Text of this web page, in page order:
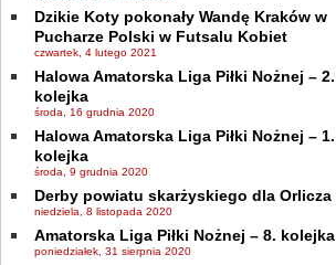
Dzikie Koty pokonały Wandę Kraków w
Pucharze Polski w Futsalu Kobiet
czwartek, 4 lutego 2021
Halowa Amatorska Liga Piłki Nożnej – 2.
kolejka
środa, 16 grudnia 2020
Halowa Amatorska Liga Piłki Nożnej – 1.
kolejka
środa, 9 grudnia 2020
Derby powiatu skarżyskiego dla Orlicza
niedziela, 8 listopada 2020
Amatorska Liga Piłki Nożnej – 8. kolejka
poniedziałek, 31 sierpnia 2020